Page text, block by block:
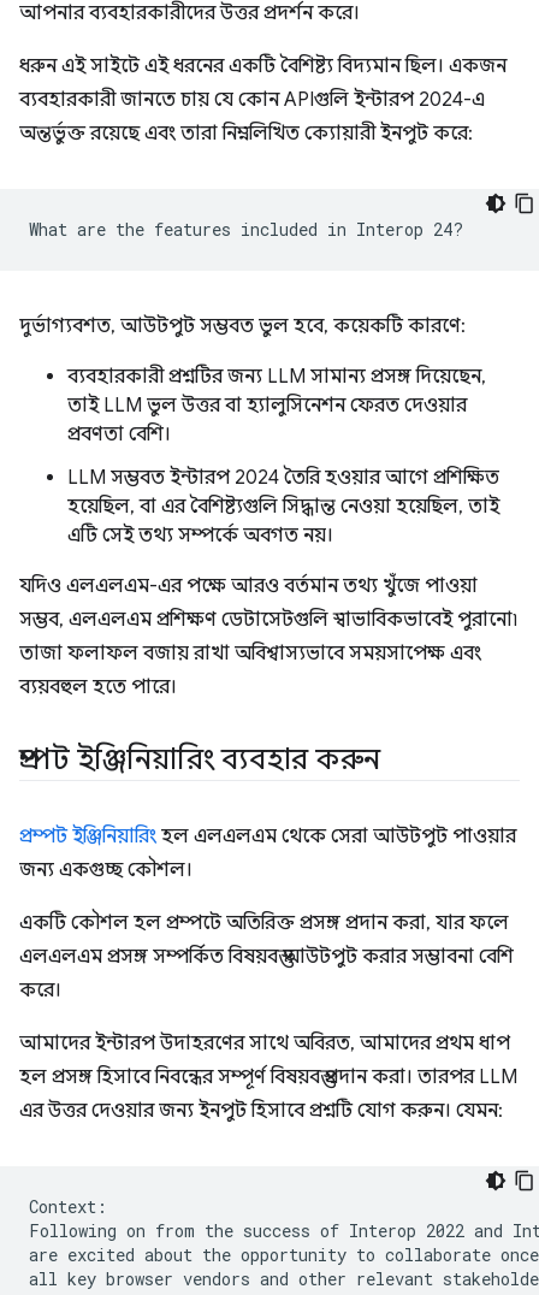
আপনার ব্যবহারকারীদের উত্তর প্রদর্শন করে।
ধরুন এই সাইটে এই ধরনের একটি বৈশিষ্ট্য বিদ্যমান ছিল। একজন
ব্যবহারকারী জানতে চায় যে কোন APIগুলি ইন্টারপ 2024-এ
অন্তর্ভুক্ত রয়েছে এবং তারা নিম্নলিখিত ক্যোয়ারী ইনপুট করে:
দুর্ভাগ্যবশত, আউটপুট সম্ভবত ভুল হবে, কয়েকটি কারণে:
ব্যবহারকারী প্রশ্নটির জন্য LLM সামান্য প্রসঙ্গ দিয়েছেন,
তাই LLM ভুল উত্তর বা হ্যালুসিনেশন ফেরত দেওয়ার
প্রবণতা বেশি।
LLM সম্ভবত ইন্টারপ 2024 তৈরি হওয়ার আগে প্রশিক্ষিত
হয়েছিল, বা এর বৈশিষ্ট্যগুলি সিদ্ধান্ত নেওয়া হয়েছিল, তাই
এটি সেই তথ্য সম্পর্কে অবগত নয়।
যদিও এলএলএম-এর পক্ষে আরও বর্তমান তথ্য খুঁজে পাওয়া
সম্ভব, এলএলএম প্রশিক্ষণ ডেটাসেটগুলি স্বাভাবিকভাবেই পুরানো৷
তাজা ফলাফল বজায় রাখা অবিশ্বাস্যভাবে সময়সাপেক্ষ এবং
ব্যয়বহুল হতে পারে।
প্রম্পট ইঞ্জিনিয়ারিং ব্যবহার করুন
প্রম্পট ইঞ্জিনিয়ারিং হল এলএলএম থেকে সেরা আউটপুট পাওয়ার
জন্য একগুচ্ছ কৌশল।
একটি কৌশল হল প্রম্পটে অতিরিক্ত প্রসঙ্গ প্রদান করা, যার ফলে
এলএলএম প্রসঙ্গ সম্পর্কিত বিষয়বস্তু আউটপুট করার সম্ভাবনা বেশি
করে।
আমাদের ইন্টারপ উদাহরণের সাথে অবিরত, আমাদের প্রথম ধাপ
হল প্রসঙ্গ হিসাবে নিবন্ধের সম্পূর্ণ বিষয়বস্তু প্রদান করা। তারপর LLM
এর উত্তর দেওয়ার জন্য ইনপুট হিসাবে প্রশ্নটি যোগ করুন। যেমন:
Context:
Following on from the success of Interop 2022 and
are excited about the opportunity to collaborate
all key browser vendors and other relevant